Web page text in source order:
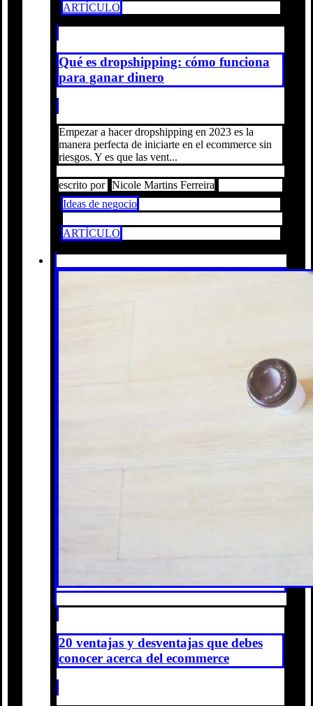
ARTÍCULO
Qué es dropshipping: cómo funciona
para ganar dinero
Empezar a hacer dropshipping en 2023 es la
manera perfecta de iniciarte en el ecommerce sin
riesgos. Y es que las vent...
escrito por Nicole Martins Ferreira
Ideas de negocio
ARTÍCULO
20 ventajas y desventajas que debes
conocer acerca del ecommerce